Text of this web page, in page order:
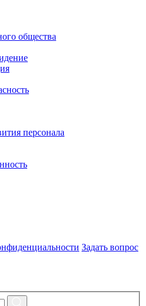
общества
персонала
Задать вопрос